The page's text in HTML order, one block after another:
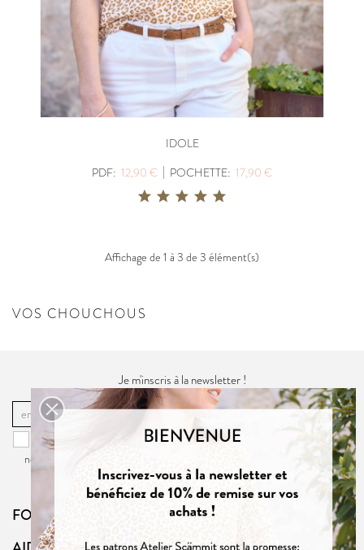
IDOLE
PDF: 12,90 € | POCHETTE: 17,90 €
Affichage de 1 à 3 de 3 élément(s)
VOS CHOUCHOUS
Je m'inscris à la newsletter !
OK
Vous pouvez vous désinscrire à tout moment. Vous trouverez pour cela
nos informations de contact dans la
du site.
FOLLOW US